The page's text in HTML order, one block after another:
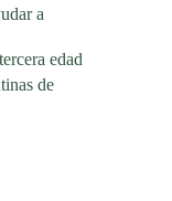
a
edad
de